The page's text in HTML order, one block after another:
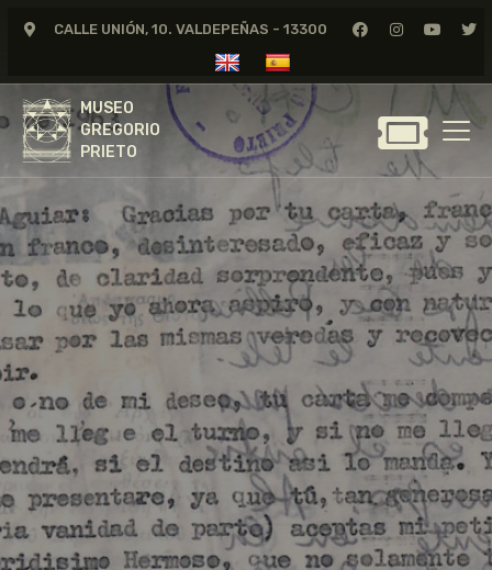
CALLE UNIÓN, 10. VALDEPEÑAS - 13300
MUSEO
GREGORIO
PRIETO
MUSEO
GREGORIO
PRIETO
GREGORIO PRIETO
MUSEO
ARCHIVO
CERTAMEN DE DIBUJO
FUNDACIÓN
TIENDA
NOTICIAS